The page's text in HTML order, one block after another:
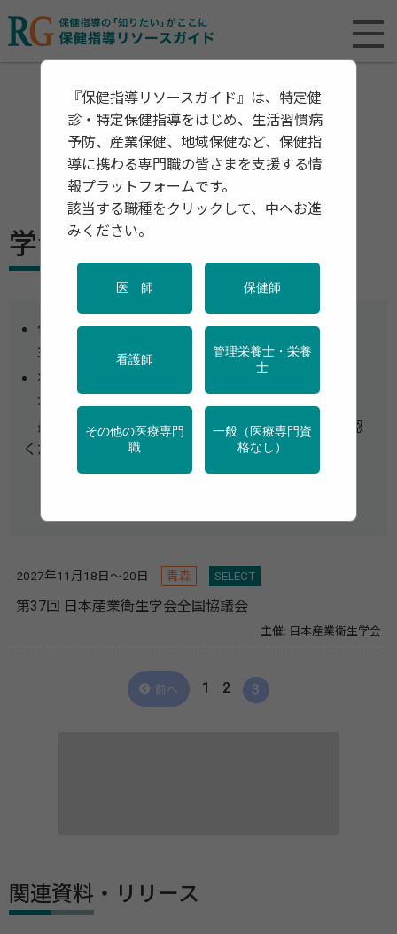
学会・イベント
保健指導リソースガイド編集部がセレクトした、
主要な学会・セミナーをご紹介します。
状況により内容／開催方法の変更が生じる可能性
がございます。
最新情報は、主催団体のウェブサイト等にてご確認
ください。
2027年11月18日～20日 青森 SELECT
第37回 日本産業衛生学会全国協議会
主催: 日本産業衛生学会
前へ 1 2 3
関連資料・リリース
『保健指導リソースガイド』は、特定健
診・特定保健指導をはじめ、生活習慣病
予防、産業保健、地域保健など、保健指
導に携わる専門職の皆さまを支援する情
報プラットフォームです。
該当する職種をクリックして、中へお進
みください。
医 師 保健師
看護師
管理栄養士・栄養
士
その他の医療専門
職
一般（医療専門資
格なし）